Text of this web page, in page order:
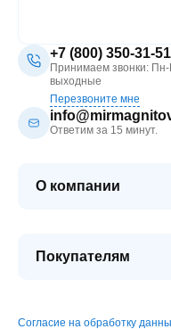
+7 (800) 350-31-51
Принимаем звонки:
выходные
Перезвоните мне
Ответим за 15 минут.
Покупателям
О компании
Согласие на обработку